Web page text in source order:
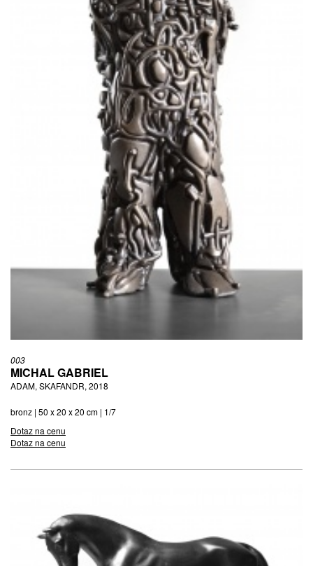
003
MICHAL GABRIEL
ADAM, SKAFANDR, 2018
bronz | 50 x 20 x 20 cm | 1/7
Dotaz na cenu
Dotaz na cenu